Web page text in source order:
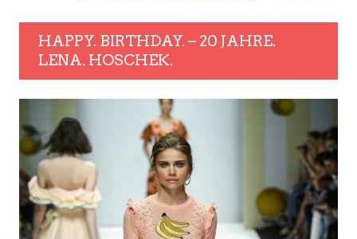
HAPPY. BIRTHDAY. – 20 JAHRE.
LENA. HOSCHEK.